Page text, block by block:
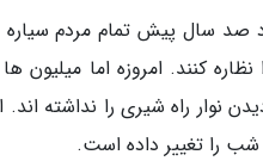
صد سال پیش تمام مردم
کنند. امروزه اما
نوار راه شیری را نداشته
را تغییر داده است.